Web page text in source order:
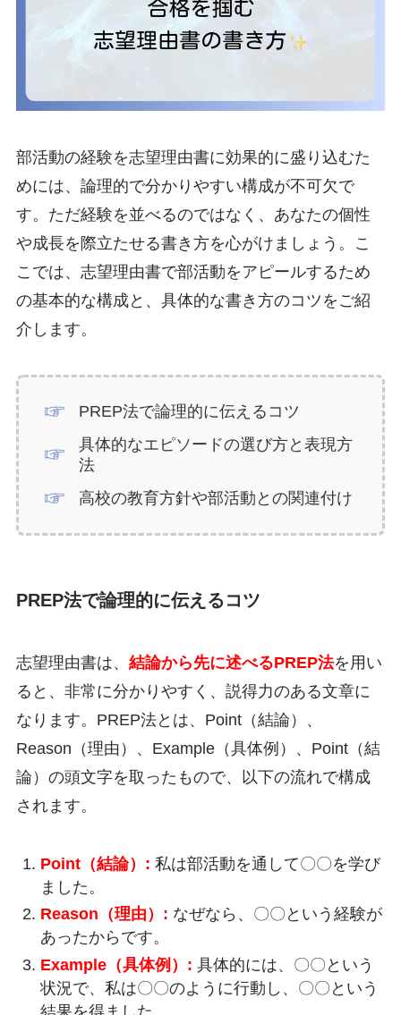
部活動の経験を志望理由書に効果的に盛り込むた
めには、論理的で分かりやすい構成が不可欠で
す。ただ経験を並べるのではなく、あなたの個性
や成長を際立たせる書き方を心がけましょう。こ
こでは、志望理由書で部活動をアピールするため
の基本的な構成と、具体的な書き方のコツをご紹
介します。
PREP法で論理的に伝えるコツ
具体的なエピソードの選び方と表現方
法
高校の教育方針や部活動との関連付け
PREP法で論理的に伝えるコツ
志望理由書は、 結論から先に述べるPREP法を用い
ると、非常に分かりやすく、説得力のある文章に
なります。PREP法とは、Point（結論）、
Reason（理由）、Example（具体例）、Point（結
論）の頭文字を取ったもので、以下の流れで構成
されます。
Point（結論）: 私は部活動を通して〇〇を学び
ました。
Reason（理由）: なぜなら、〇〇という経験が
あったからです。
Example（具体例）: 具体的には、〇〇という
状況で、私は〇〇のように行動し、〇〇という
結果を得ました。